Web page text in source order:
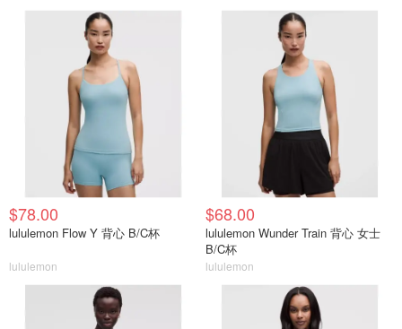
$78.00
lululemon Flow Y 背心 B/C杯
lululemon
$68.00
lululemon Wunder Train 背心 女士
B/C杯
lululemon